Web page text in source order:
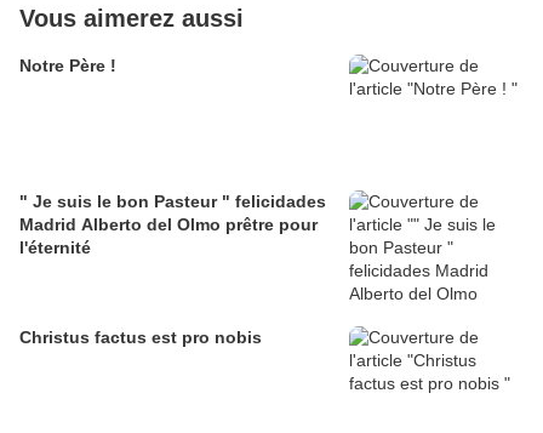
Vous aimerez aussi
Notre Père !
" Je suis le bon Pasteur " felicidades
Madrid Alberto del Olmo prêtre pour
l'éternité
Christus factus est pro nobis